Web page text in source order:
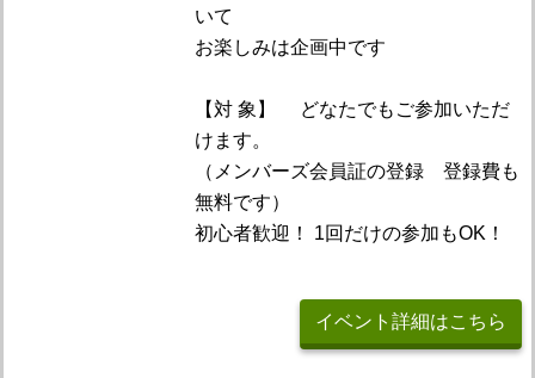
いて
お楽しみは企画中です
【対 象】 どなたでもご参加いただ
けます。
（メンバーズ会員証の登録 登録費も
無料です）
初心者歓迎！ 1回だけの参加もOK！
イベント詳細はこちら